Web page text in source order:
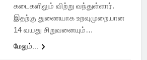
கடைகளிலும் விற்று வந்துள்ளார்.
இதற்கு துணையாக உறவுமுறையான
14 வயது சிறுவனையும்…
மேலும்...